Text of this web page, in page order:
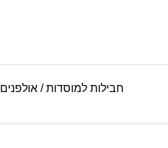
חבילות למוסדות / אולפנים